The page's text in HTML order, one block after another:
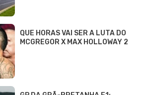
QUE HORAS VAI SER A LUTA DO
MCGREGOR X MAX HOLLOWAY 2